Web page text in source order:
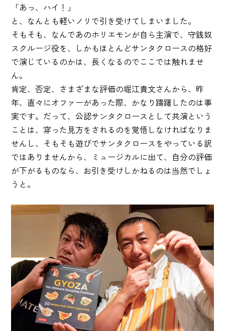
「あっ、ハイ！」
と、なんとも軽いノリで引き受けてしまいました。
そもそも、なんであのホリエモンが自ら主演で、守銭奴
スクルージ役を、しかもほとんどサンタクロースの格好
で演じているのかは、長くなるのでここでは触れませ
ん。
肯定、否定、さまざまな評価の堀江貴文さんから、昨
年、直々にオファーがあった際、かなり躊躇したのは事
実です。だって、公認サンタクロースとして共演という
ことは、穿った見方をされるのを覚悟しなければなりま
せんし、そもそも遊びでサンタクロースをやっている訳
ではありませんから、ミュージカルに出て、自分の評価
が下がるものなら、お引き受けしかねるのは当然でしょ
うと。